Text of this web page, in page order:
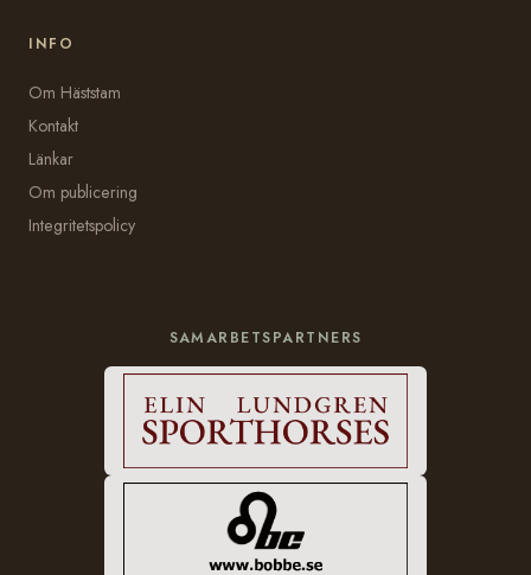
INFO
Om Häststam
Kontakt
Länkar
Om publicering
Integritetspolicy
SAMARBETSPARTNERS